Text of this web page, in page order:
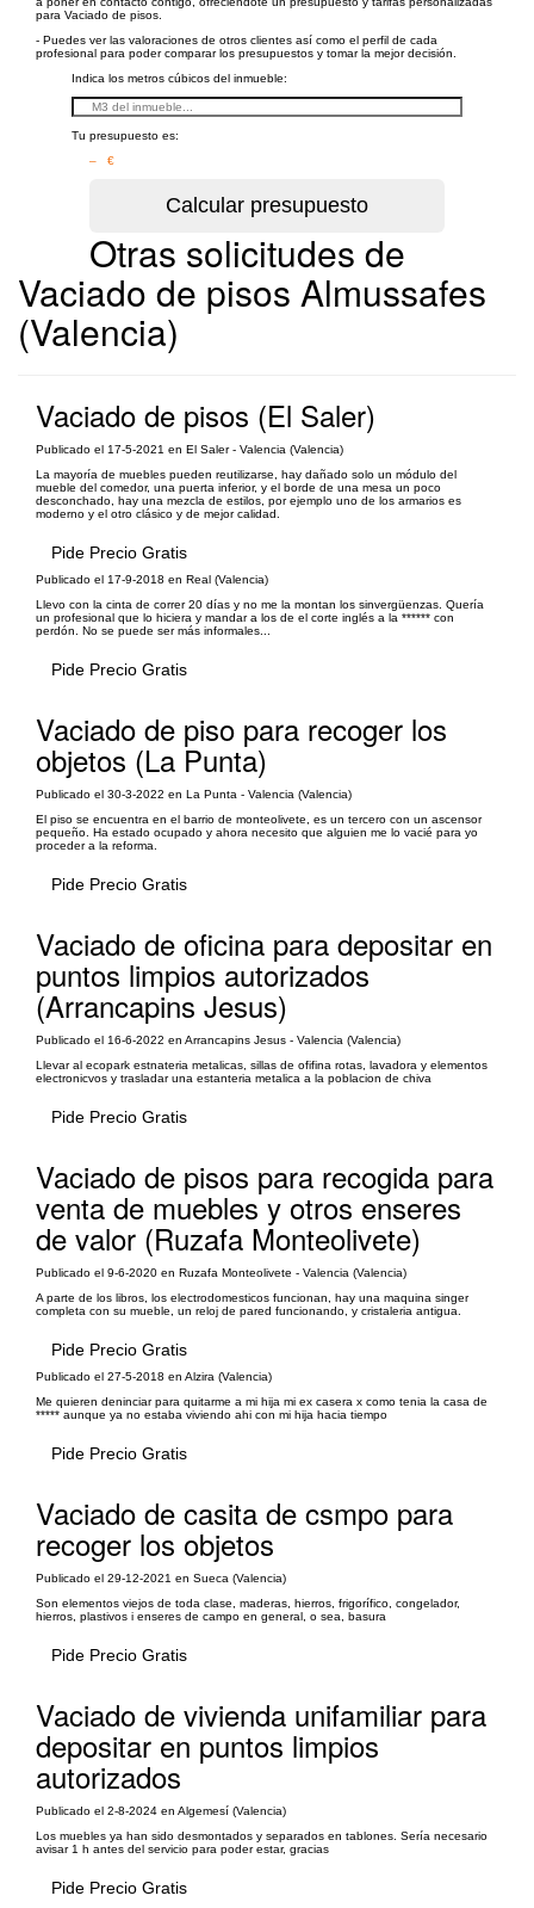
para Vaciado de pisos.
- Puedes ver las valoraciones de otros clientes así como el perfil de cada
profesional para poder comparar los presupuestos y tomar la mejor decisión.
Indica los metros cúbicos del inmueble:
Tu presupuesto es:
– €
Otras solicitudes de
Vaciado de pisos Almussafes
(Valencia)
Vaciado de pisos (El Saler)
Publicado el 17-5-2021 en El Saler - Valencia (Valencia)
La mayoría de muebles pueden reutilizarse, hay dañado solo un módulo del
mueble del comedor, una puerta inferior, y el borde de una mesa un poco
desconchado, hay una mezcla de estilos, por ejemplo uno de los armarios es
moderno y el otro clásico y de mejor calidad.
Pide Precio Gratis
Publicado el 17-9-2018 en Real (Valencia)
Llevo con la cinta de correr 20 días y no me la montan los sinvergüenzas. Quería
un profesional que lo hiciera y mandar a los de el corte inglés a la ****** con
perdón. No se puede ser más informales...
Pide Precio Gratis
Vaciado de piso para recoger los
objetos (La Punta)
Publicado el 30-3-2022 en La Punta - Valencia (Valencia)
El piso se encuentra en el barrio de monteolivete, es un tercero con un ascensor
pequeño. Ha estado ocupado y ahora necesito que alguien me lo vacié para yo
proceder a la reforma.
Pide Precio Gratis
Vaciado de oficina para depositar en
puntos limpios autorizados
(Arrancapins Jesus)
Publicado el 16-6-2022 en Arrancapins Jesus - Valencia (Valencia)
Llevar al ecopark estnateria metalicas, sillas de ofifina rotas, lavadora y elementos
electronicvos y trasladar una estanteria metalica a la poblacion de chiva
Pide Precio Gratis
Vaciado de pisos para recogida para
venta de muebles y otros enseres
de valor (Ruzafa Monteolivete)
Publicado el 9-6-2020 en Ruzafa Monteolivete - Valencia (Valencia)
A parte de los libros, los electrodomesticos funcionan, hay una maquina singer
completa con su mueble, un reloj de pared funcionando, y cristaleria antigua.
Pide Precio Gratis
Publicado el 27-5-2018 en Alzira (Valencia)
Me quieren deninciar para quitarme a mi hija mi ex casera x como tenia la casa de
***** aunque ya no estaba viviendo ahi con mi hija hacia tiempo
Pide Precio Gratis
Vaciado de casita de csmpo para
recoger los objetos
Publicado el 29-12-2021 en Sueca (Valencia)
Son elementos viejos de toda clase, maderas, hierros, frigorífico, congelador,
hierros, plastivos i enseres de campo en general, o sea, basura
Pide Precio Gratis
Vaciado de vivienda unifamiliar para
depositar en puntos limpios
autorizados
Publicado el 2-8-2024 en Algemesí (Valencia)
Los muebles ya han sido desmontados y separados en tablones. Sería necesario
avisar 1 h antes del servicio para poder estar, gracias
Pide Precio Gratis